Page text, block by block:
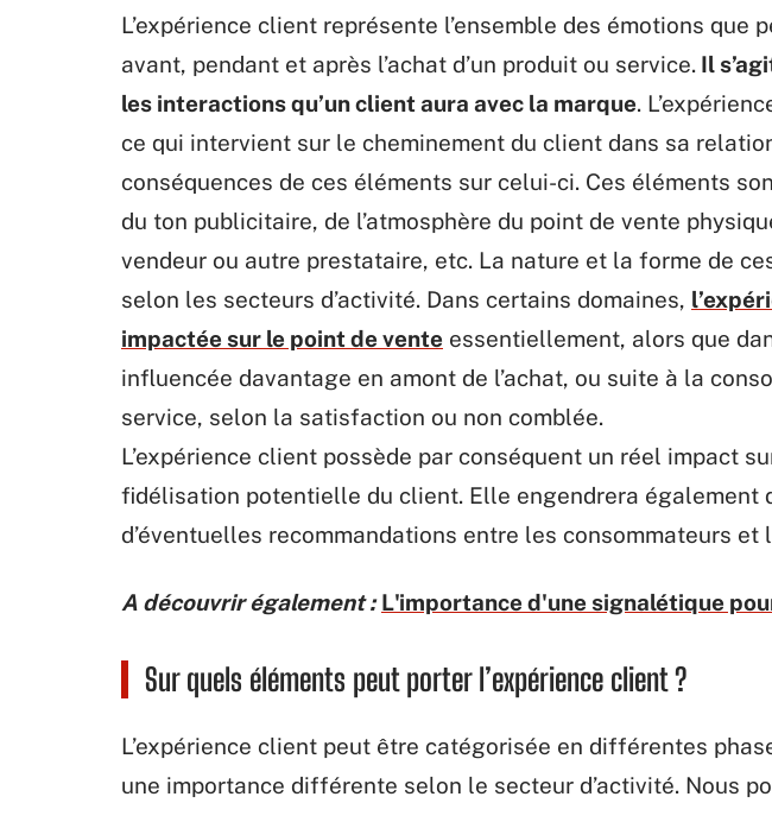
L’expérience client représente l’ensemble des émotions que
avant, pendant et après l’achat d’un produit ou service. Il
les interactions qu’un client aura avec la marque.
ce qui intervient sur le cheminement du client dans sa
conséquences de ces éléments sur celui-ci. Ces éléments
du ton publicitaire, de l’atmosphère du point de vente
vendeur ou autre prestataire, etc. La nature et la forme de
selon les secteurs d’activité. Dans certains domaines,
impactée sur le point de vente essentiellement, alors que
influencée davantage en amont de l’achat, ou suite à la
service, selon la satisfaction ou non comblée.
L’expérience client possède par conséquent un réel impact
fidélisation potentielle du client. Elle engendrera également
d’éventuelles recommandations entre les consommateurs
A découvrir également : L'importance d'une signalétique
Sur quels éléments peut porter l’expérience client ?
L’expérience client peut être catégorisée en différentes
une importance différente selon le secteur d’activité. Nous